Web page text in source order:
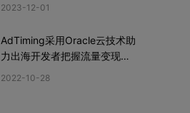
2023-12-01
AdTiming采用Oracle云技术助
力出海开发者把握流量变现新
2022-10-28